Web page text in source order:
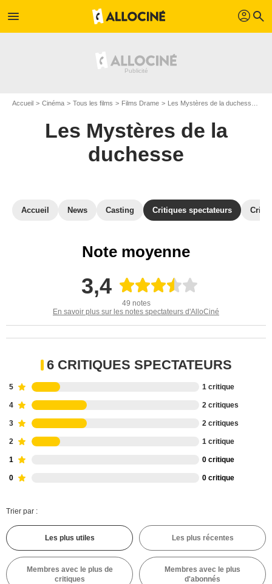
menu profil search
Accueil Cinéma Tous les films Films Drame Les Mystères de la duchesse
Les Mystères de la
duchesse
Accueil News Casting Critiques spectateurs
Note moyenne
3,4
49 notes
En savoir plus sur les notes spectateurs d'AlloCiné
6 CRITIQUES SPECTATEURS
5 1 critique
4 2 critiques
3 2 critiques
2 1 critique
1 0 critique
0 0 critique
Trier par :
Les plus utiles Les plus récentes
Membres avec le plus de
critiques
Membres avec le plus
d'abonnés